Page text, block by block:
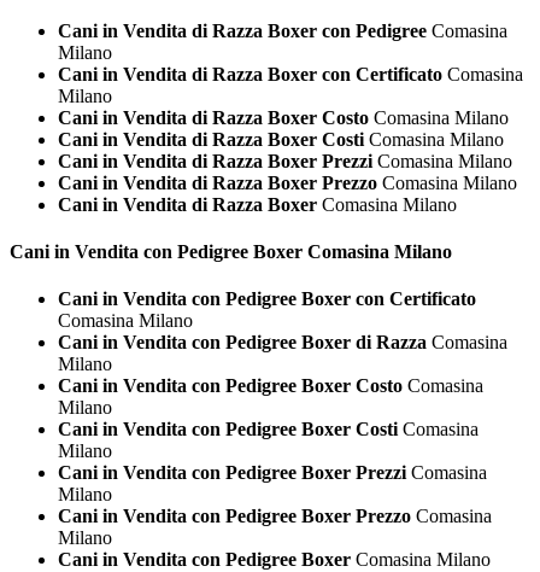
Cani in Vendita di Razza Boxer con Pedigree Comasina
Milano
Cani in Vendita di Razza Boxer con Certificato Comasina
Milano
Cani in Vendita di Razza Boxer Costo Comasina Milano
Cani in Vendita di Razza Boxer Costi Comasina Milano
Cani in Vendita di Razza Boxer Prezzi Comasina Milano
Cani in Vendita di Razza Boxer Prezzo Comasina Milano
Cani in Vendita di Razza Boxer Comasina Milano
Cani in Vendita con Pedigree Boxer Comasina Milano
Cani in Vendita con Pedigree Boxer con Certificato
Comasina Milano
Cani in Vendita con Pedigree Boxer di Razza Comasina
Milano
Cani in Vendita con Pedigree Boxer Costo Comasina
Milano
Cani in Vendita con Pedigree Boxer Costi Comasina
Milano
Cani in Vendita con Pedigree Boxer Prezzi Comasina
Milano
Cani in Vendita con Pedigree Boxer Prezzo Comasina
Milano
Cani in Vendita con Pedigree Boxer Comasina Milano